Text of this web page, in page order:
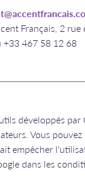
Français, 2
+33 467 58 12 68
développés
Vous
empêcher
dans les